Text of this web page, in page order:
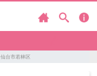
仙台市若林区